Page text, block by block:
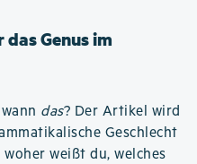
das Genus im
das? Der Artikel wird
Geschlecht
weißt du, welches